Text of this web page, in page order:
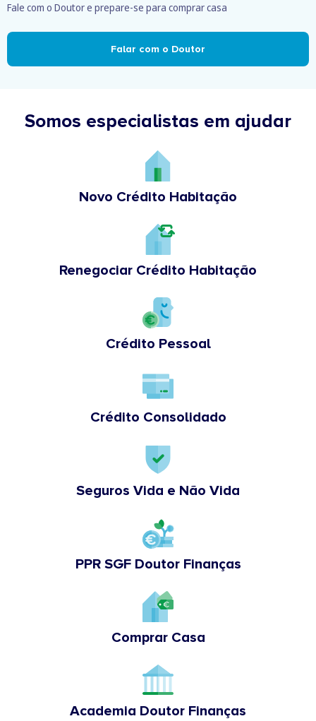
Fale com o Doutor e prepare-se para comprar casa
Falar com o Doutor
Somos especialistas em ajudar
Novo Crédito Habitação
Renegociar Crédito Habitação
Crédito Pessoal
Crédito Consolidado
Seguros Vida e Não Vida
PPR SGF Doutor Finanças
Comprar Casa
Academia Doutor Finanças